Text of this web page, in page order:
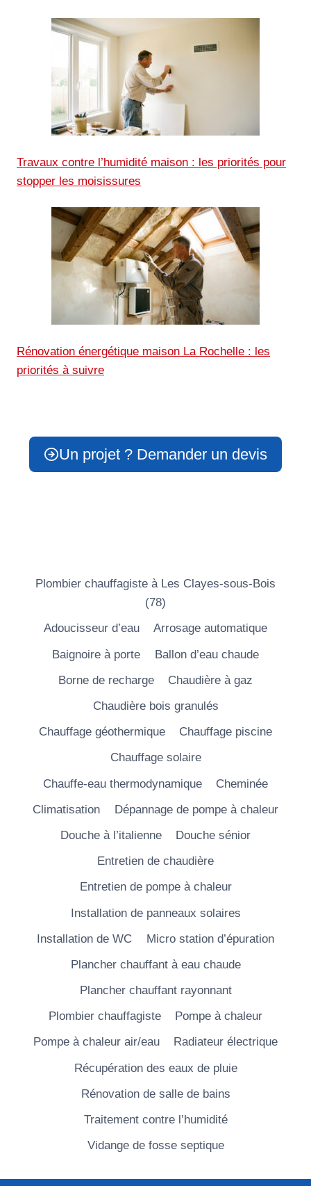
Travaux contre l’humidité maison : les priorités pour
stopper les moisissures
Rénovation énergétique maison La Rochelle : les
priorités à suivre
Un projet ? Demander un devis
Plombier chauffagiste à Les Clayes-sous-Bois
(78)
Adoucisseur d’eau
Arrosage automatique
Baignoire à porte
Ballon d’eau chaude
Borne de recharge
Chaudière à gaz
Chaudière bois granulés
Chauffage géothermique
Chauffage piscine
Chauffage solaire
Chauffe-eau thermodynamique
Cheminée
Climatisation
Dépannage de pompe à chaleur
Douche à l’italienne
Douche sénior
Entretien de chaudière
Entretien de pompe à chaleur
Installation de panneaux solaires
Installation de WC
Micro station d’épuration
Plancher chauffant à eau chaude
Plancher chauffant rayonnant
Plombier chauffagiste
Pompe à chaleur
Pompe à chaleur air/eau
Radiateur électrique
Récupération des eaux de pluie
Rénovation de salle de bains
Traitement contre l’humidité
Vidange de fosse septique